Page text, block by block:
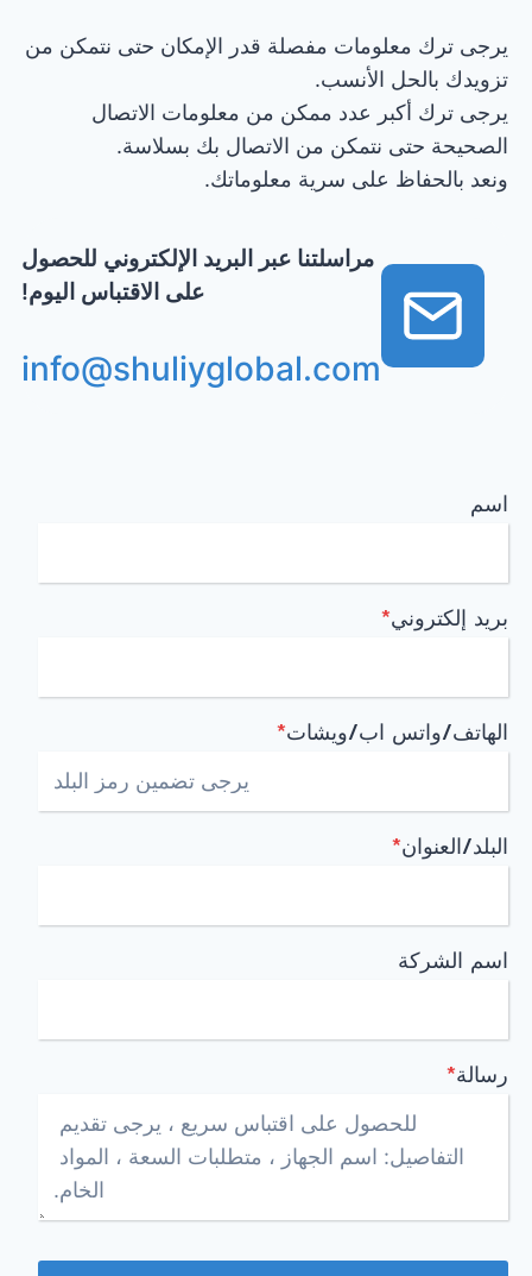
يرجى ترك معلومات مفصلة قدر الإمكان حتى نتمكن من
تزويدك بالحل الأنسب.
يرجى ترك أكبر عدد ممكن من معلومات الاتصال
الصحيحة حتى نتمكن من الاتصال بك بسلاسة.
ونعد بالحفاظ على سرية معلوماتك.
مراسلتنا عبر البريد الإلكتروني للحصول
على الاقتباس اليوم!
info@shuliyglobal.com
اسم
بريد إلكتروني*
الهاتف/واتس اب/ويشات*
البلد/العنوان*
اسم الشركة
رسالة*